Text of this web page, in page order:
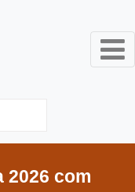
- Tudo que
2026 com